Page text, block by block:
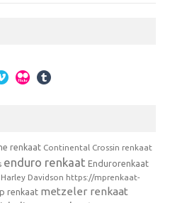
renkaat Continental Crossin renkaat
enduro renkaat Endurorenkaat
Harley Davidson https://mprenkaat-
renkaat metzeler renkaat